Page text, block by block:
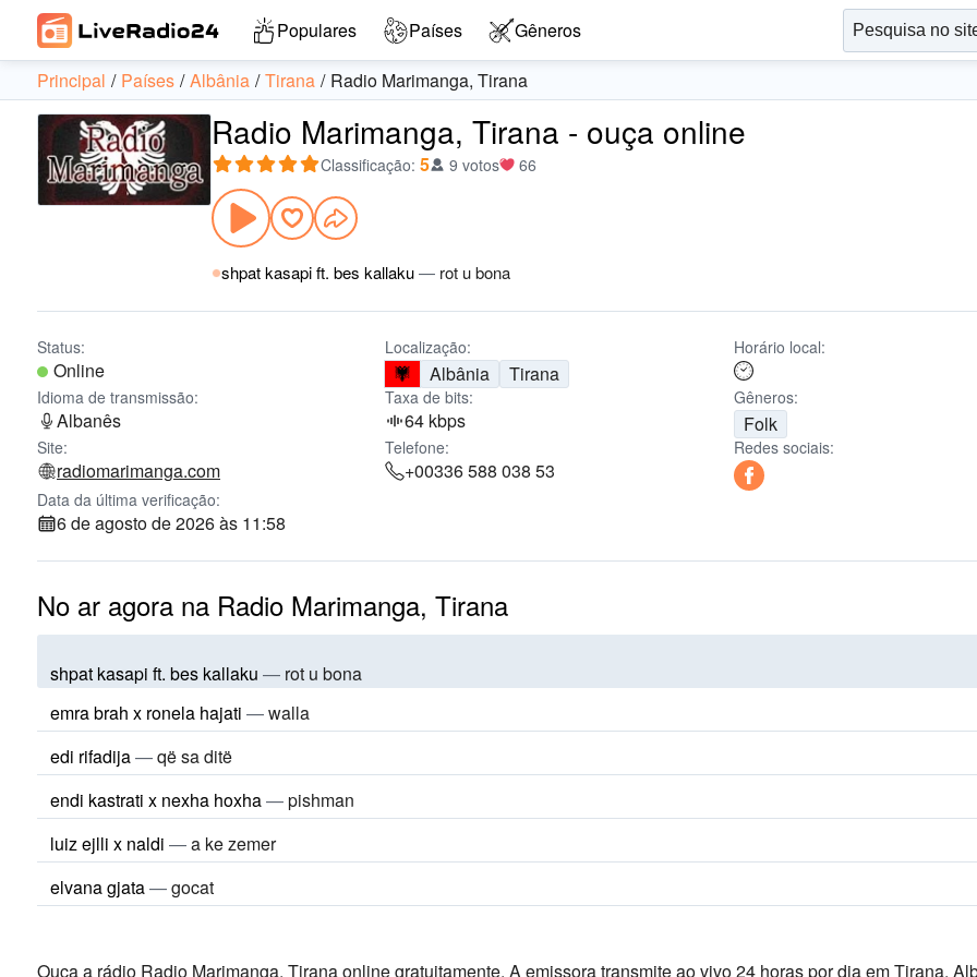
Populares Países Gêneros
Principal Países Albânia Tirana Radio Marimanga, Tirana
Radio Marimanga, Tirana - ouça online
Classificação: 5 9 votos 66
shpat kasapi ft. bes kallaku— rot u bona
Status:
Online
Localização:
Albânia Tirana
Horário local:
Idioma de transmissão:
Albanês
Taxa de bits:
64 kbps
Gêneros:
Folk
Site:
radiomarimanga.com
Telefone:
+00336 588 038 53
Redes sociais:
Data da última verificação:
6 de agosto de 2026 às 11:58
No ar agora na Radio Marimanga, Tirana
shpat kasapi ft. bes kallaku — rot u bona
emra brah x ronela hajati —walla
edi rifadija—që sa ditë
endi kastrati x nexha hoxha—pishman
luiz ejlli x naldi —a ke zemer
elvana gjata—gocat
Ouça a rádio Radio Marimanga, Tirana online gratuitamente. A emissora transmite ao vivo 24 horas por diaem Tirana,